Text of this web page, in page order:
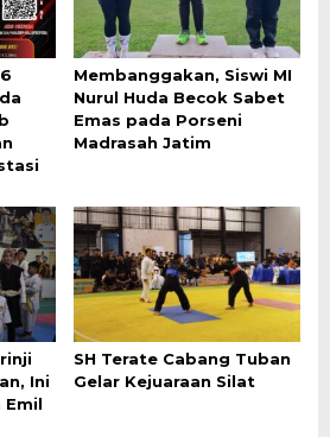
Membanggakan, Siswi MI
Nurul Huda Becok Sabet
Emas pada Porseni
Madrasah Jatim
Ini
Emil
SH Terate Cabang Tuban
Gelar Kejuaraan Silat